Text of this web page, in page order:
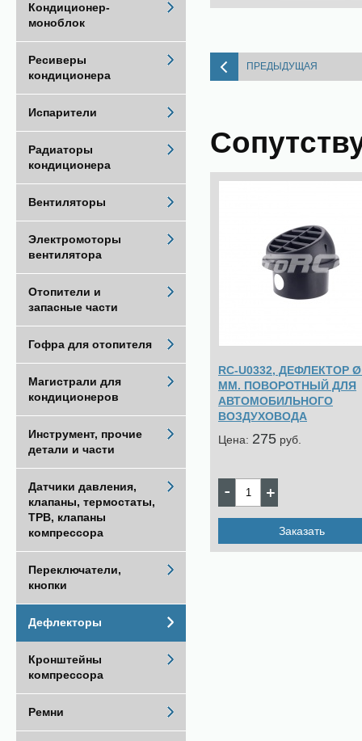
ПРЕДЫДУЩАЯ
RC-U0332, ДЕФЛЕКТОР Ø
ММ. ПОВОРОТНЫЙ ДЛЯ
АВТОМОБИЛЬНОГО
ВОЗДУХОВОДА
Цена: 275 pуб.
Заказать
Кондиционер-
моноблок
Ресиверы
кондиционера
Испарители
Радиаторы
кондиционера
Вентиляторы
Электромоторы
вентилятора
Отопители и
запасные части
Гофра для отопителя
Магистрали для
кондиционеров
Инструмент, прочие
детали и части
Датчики давления,
клапаны, термостаты,
ТРВ, клапаны
компрессора
Переключатели,
кнопки
Дефлекторы
Кронштейны
компрессора
Ремни